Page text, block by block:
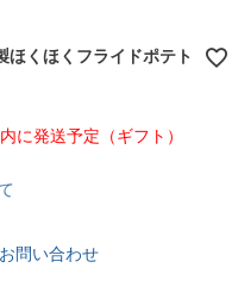
ほくほくフライドポテト
に発送予定（ギフト）
問い合わせ